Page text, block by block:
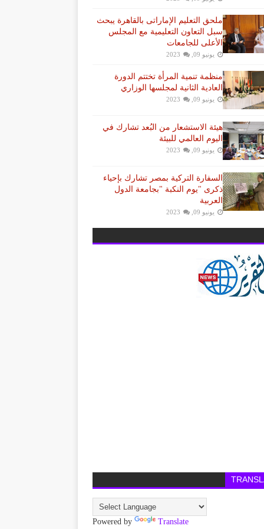
ملحق التعليم الإماراتى بالقاهرة يبحث
سبل التعاون التعليمية مع المجلس
الأعلى للجامعات
يونيو 09, 2023
منظمة تنمية المرأة تختتم الدورة
العادية الثانية لمجلسها الوزاري
يونيو 09, 2023
هيئة الاستشعار من البُعد تشارك في
اليوم العالمي للبيئة
يونيو 09, 2023
السفارة التركية بمصر تشارك بإحياء
ذكرى "يوم النكبة "بجامعة الدول
العربية
يونيو 09, 2023
Powered by Translate